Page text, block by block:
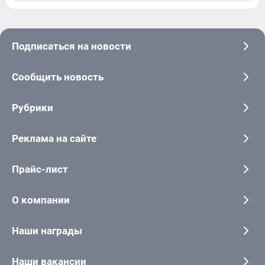
Подписаться на новости
Сообщить новость
Рубрики
Реклама на сайте
Прайс-лист
О компании
Наши награды
Наши вакансии